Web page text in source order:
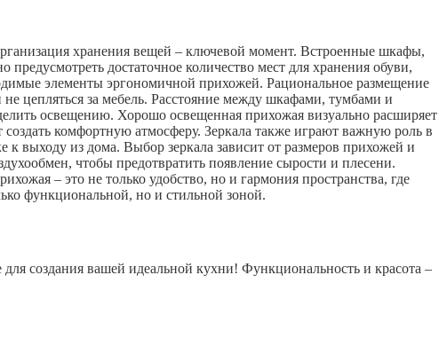
хранения вещей – ключевой момент. Встроенные шкафы,
достаточное количество мест для хранения обуви,
элементы эргономичной прихожей. Рациональное размещение
цепляться за мебель. Расстояние между шкафами, тумбами и
освещению. Хорошо освещенная прихожая визуально расширяет
комфортную атмосферу. Зеркала также играют важную роль в
выходу из дома. Выбор зеркала зависит от размеров прихожей и
чтобы предотвратить появление сырости и плесени.
– это не только удобство, но и гармония пространства, где
функциональной, но и стильной зоной.
создания вашей идеальной кухни! Функциональность и красота –